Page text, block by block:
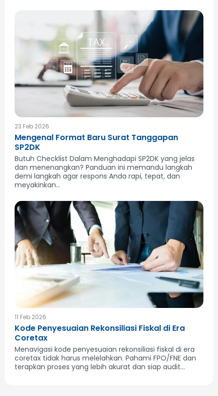
23 Feb 2026
Mengenal Format Baru Surat Tanggapan
SP2DK
Butuh Checklist Dalam Menghadapi SP2DK yang jelas
dan menenangkan? Panduan ini memandu langkah
demi langkah agar respons Anda rapi, tepat, dan
meyakinkan...
11 Feb 2026
Kode Penyesuaian Rekonsiliasi Fiskal di Era
Coretax
Menavigasi kode penyesuaian rekonsiliasi fiskal di era
coretax tidak harus melelahkan. Pahami FPO/FNE dan
terapkan proses yang lebih akurat dan siap audit...